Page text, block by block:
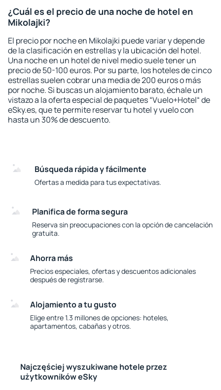
¿Cuál es el precio de una noche de hotel en
Mikolajki?
El precio por noche en Mikolajki puede variar y depende
de la clasificación en estrellas y la ubicación del hotel.
Una noche en un hotel de nivel medio suele tener un
precio de 50-100 euros. Por su parte, los hoteles de cinco
estrellas suelen cobrar una media de 200 euros o más
por noche. Si buscas un alojamiento barato, échale un
vistazo a la oferta especial de paquetes “Vuelo+Hotel“ de
eSky.es, que te permite reservar tu hotel y vuelo con
hasta un 30% de descuento.
Búsqueda rápida y fácilmente
Ofertas a medida para tus expectativas.
Planifica de forma segura
Reserva sin preocupaciones con la opción de cancelación
gratuita.
Ahorra más
Precios especiales, ofertas y descuentos adicionales
después de registrarse.
Alojamiento a tu gusto
Elige entre 1.3 millones de opciones: hoteles,
apartamentos, cabañas y otros.
Najczęściej wyszukiwane hotele przez
użytkowników eSky